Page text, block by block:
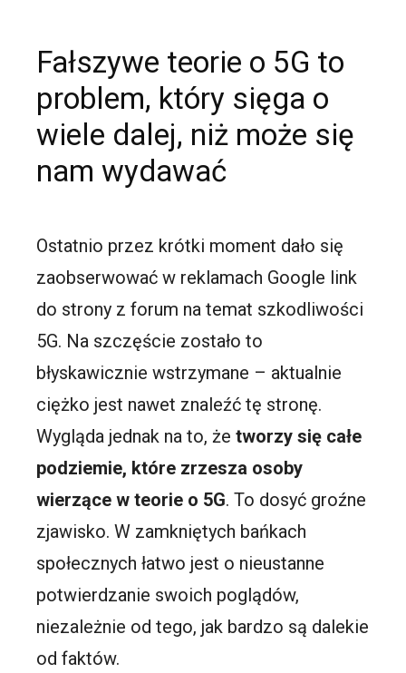
Fałszywe teorie o 5G to
problem, który sięga o
wiele dalej, niż może się
nam wydawać
Ostatnio przez krótki moment dało się
zaobserwować w reklamach Google link
do strony z forum na temat szkodliwości
5G. Na szczęście zostało to
błyskawicznie wstrzymane – aktualnie
ciężko jest nawet znaleźć tę stronę.
Wygląda jednak na to, żetworzy się całe
podziemie, które zrzesza osoby
wierzące w teorie o 5G. To dosyć groźne
zjawisko. W zamkniętych bańkach
społecznych łatwo jest o nieustanne
potwierdzanie swoich poglądów,
niezależnie od tego, jak bardzo są dalekie
od faktów.